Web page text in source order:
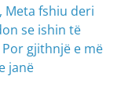
Meta fshiu deri
se ishin të
gjithnjë e më
janë